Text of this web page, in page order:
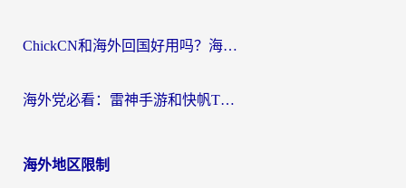
ChickCN和海外回国好用吗？海外党2026亲测：从手游到影音，选对加速器的3个关键
海外党必看：雷神手游和快帆TV版好用吗？3步选对回国加速器不踩坑
海外地区限制